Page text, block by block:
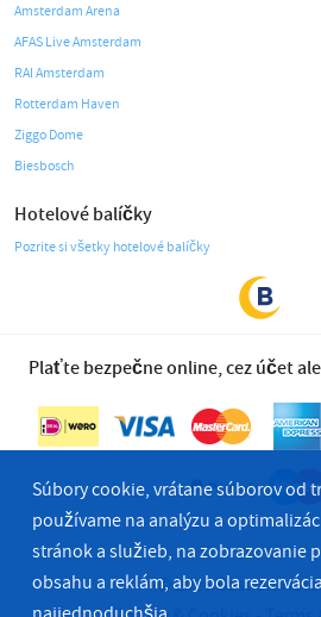
Amsterdam Arena
AFAS Live Amsterdam
RAI Amsterdam
Rotterdam Haven
Ziggo Dome
Biesbosch
Hotelové balíčky
Pozrite si všetky hotelové balíčky
Plaťte bezpečne online, cez účet
© 2026 Bastion
Súbory cookie, vrátane súborov od
používame na analýzu a
stránok a služieb, na zobrazovanie
obsahu a reklám, aby bola